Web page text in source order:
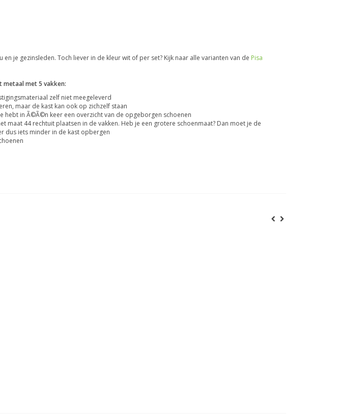
je gezinsleden. Toch liever in de kleur wit of per set? Kijk naar alle varianten van de Pisa
metaal met 5 vakken:
zelf niet meegeleverd
maar de kast kan ook op zichzelf staan
hebt in Ã©Ã©n keer een overzicht van de opgeborgen schoenen
maat 44 rechtuit plaatsen in de vakken. Heb je een grotere schoenmaat? Dan moet je de
dus iets minder in de kast opbergen